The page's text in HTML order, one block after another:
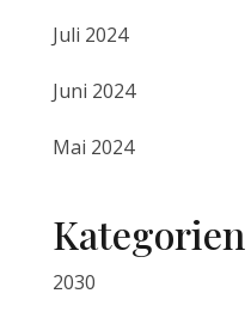
Juli 2024
Juni 2024
Mai 2024
Kategorien
2030